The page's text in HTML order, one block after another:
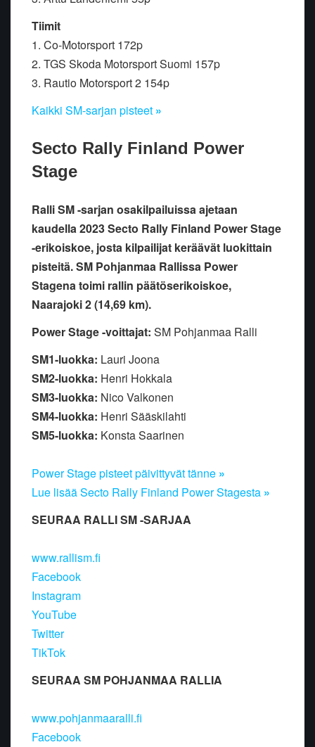
Tiimit
1. Co-Motorsport 172p
2. TGS Skoda Motorsport Suomi 157p
3. Rautio Motorsport 2 154p
Kaikki SM-sarjan pisteet »
Secto Rally Finland Power
Stage
Ralli SM -sarjan osakilpailuissa ajetaan
kaudella 2023 Secto Rally Finland Power Stage
-erikoiskoe, josta kilpailijat keräävät luokittain
pisteitä. SM Pohjanmaa Rallissa Power
Stagena toimi rallin päätöserikoiskoe,
Naarajoki 2 (14,69 km).
Power Stage -voittajat: SM Pohjanmaa Ralli
SM1-luokka: Lauri Joona
SM2-luokka: Henri Hokkala
SM3-luokka: Nico Valkonen
SM4-luokka: Henri Sääskilahti
SM5-luokka: Konsta Saarinen
Power Stage pisteet päivittyvät tänne »
Lue lisää Secto Rally Finland Power Stagesta »
SEURAA RALLI SM -SARJAA
www.rallism.fi
Facebook
Instagram
YouTube
Twitter
TikTok
SEURAA SM POHJANMAA RALLIA
www.pohjanmaaralli.fi
Facebook